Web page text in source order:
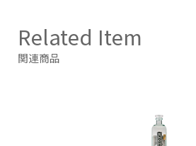
Related Item
関連商品